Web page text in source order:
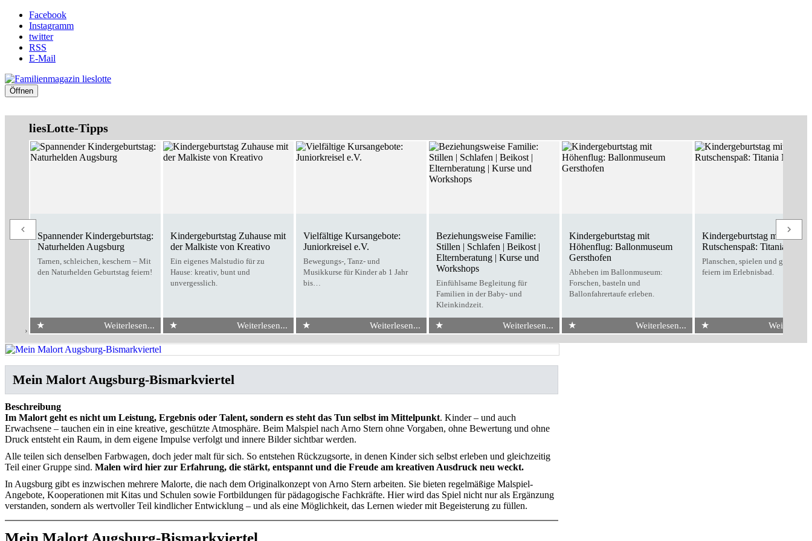
Facebook
Instagramm
twitter
RSS
E-Mail
Öffnen
liesLotte-Tipps
Spannender Kindergeburtstag:
Naturhelden Augsburg
Tarnen, schleichen, keschern – Mit
den Naturhelden Geburtstag feiern!
★ Weiterlesen...
Kindergeburtstag Zuhause mit
der Malkiste von Kreativo
Ein eigenes Malstudio für zu
Hause: kreativ, bunt und
unvergesslich.
★ Weiterlesen...
Vielfältige Kursangebote:
Juniorkreisel e.V.
Bewegungs-, Tanz- und
Musikkurse für Kinder ab 1 Jahr
bis…
★ Weiterlesen...
Beziehungsweise Familie:
Stillen | Schlafen | Beikost |
Elternberatung | Kurse und
Workshops
Einfühlsame Begleitung für
Familien in der Baby- und
Kleinkindzeit.
★ Weiterlesen...
Kindergeburtstag mit
Höhenflug: Ballonmuseum
Gersthofen
Abheben im Ballonmuseum:
Forschen, basteln und
Ballonfahrertaufe erleben.
★ Weiterlesen...
Kindergeburtstag mit
Rutschenspaß: Titania
Planschen, spielen und
feiern im Erlebnisbad.
★
› Mein Malort Augsburg-Bismarkviertel
Mein Malort Augsburg-Bismarkviertel
Beschreibung
Im Malort geht es nicht um Leistung, Ergebnis oder Talent, sondern es steht das Tun selbst im Mittelpunkt. Kinder – und auch
Erwachsene – tauchen ein in eine kreative, geschützte Atmosphäre. Beim Malspiel nach Arno Stern ohne Vorgaben, ohne Bewertung und ohne
Druck entsteht ein Raum, in dem eigene Impulse verfolgt und innere Bilder sichtbar werden.
Alle teilen sich denselben Farbwagen, doch jeder malt für sich. So entstehen Rückzugsorte, in denen Kinder sich selbst erleben und gleichzeitig
Teil einer Gruppe sind. Malen wird hier zur Erfahrung, die stärkt, entspannt und die Freude am kreativen Ausdruck neu weckt.
In Augsburg gibt es inzwischen mehrere Malorte, die nach dem Originalkonzept von Arno Stern arbeiten. Sie bieten regelmäßige Malspiel-
Angebote, Kooperationen mit Kitas und Schulen sowie Fortbildungen für pädagogische Fachkräfte. Hier wird das Spiel nicht nur als Ergänzung
verstanden, sondern als wertvoller Teil kindlicher Entwicklung – und als eine Möglichkeit, das Lernen wieder mit Begeisterung zu füllen.
Mein Malort Augsburg-Bismarkviertel